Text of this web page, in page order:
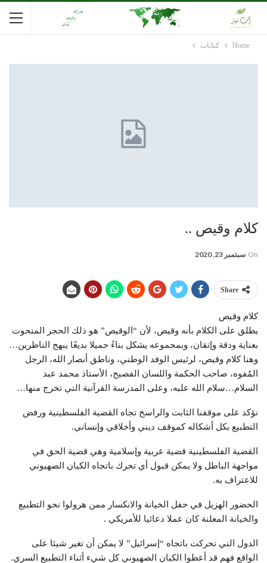
Home كتابات
كلام وقيص ..
On سبتمبر 23, 2020
Share
كلام وقيص
يطلق على الكلام بأنه وقيص، لأن “الوقيص” هو ذلك الحجر المنحوت
بعناية ودقة وإتقان، وبمجموعه يشكل بناءً جميلا بديعًا يبهج الناظرين…
وهنا كلام وقيص، لرئيس الوفد الوطني، وناطق أنصار الله، الرجل
المُفوه، صاحب الحكمة واللسان الفصيح، الأستاذ محمد عبد
السلام…سلام الله عليه، وعلى المدرسة القرآنية التي تخرج منها…
نؤكد على موقفنا الثابت والراسخ تجاه القضية الفلسطينية ورفض
التطبيع بكل أشكاله كموقف ديني وأخلاقي وإنساني.
القضية الفلسطينية قضية عربية وإسلامية وهي قضية الحق في
مواجهة الباطل ولا يمكن قبول أي تحرك باتجاه الكيان الصهيوني
للاعتراف به.
الحضور الهزيل في حفل الخيانة والانكسار ممن هرولوا نحو التطبيع
والخيانة المعلنة كان عملا دعائيا للأمريكي .
الدول التي تحركت باتجاه “إسرائيل” لا يمكن أن تغير شيئا على
الواقع فهم قد أعطوا الكيان الصهيوني كل شيء أثناء التطبيع السري.